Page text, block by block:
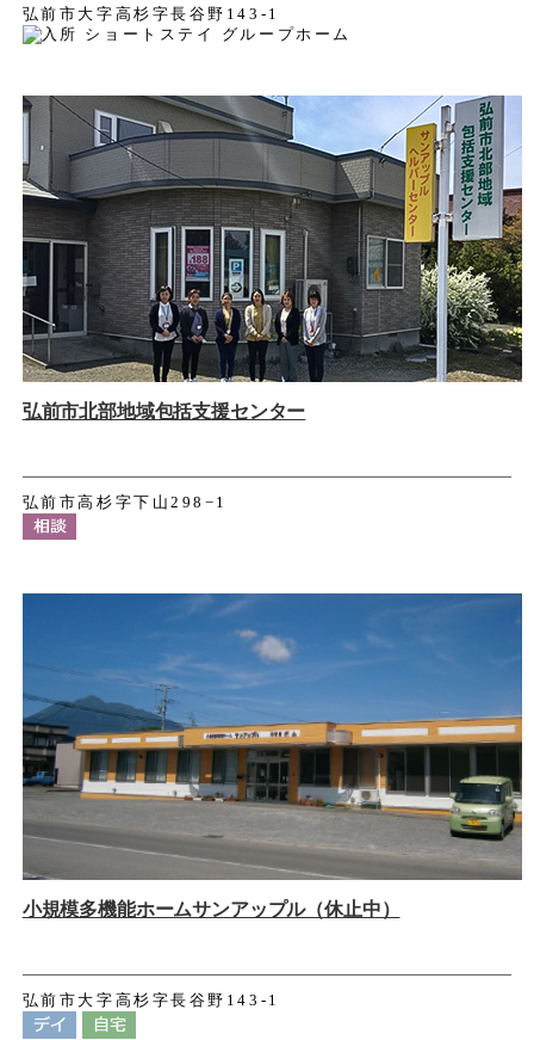
弘前市大字高杉字長谷野143-1
弘前市北部地域包括支援センター
弘前市高杉字下山298−1
小規模多機能ホームサンアップル（休止中）
弘前市大字高杉字長谷野143-1